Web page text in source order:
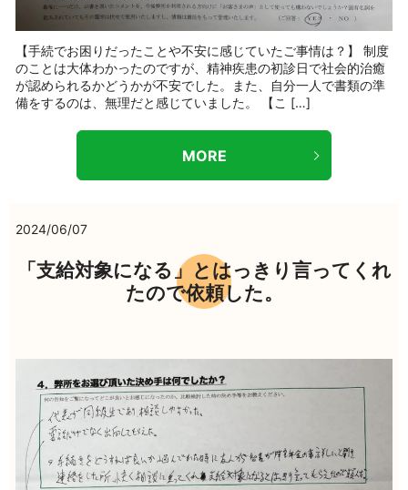
【手続でお困りだったことや不安に感じていたご事情は？】 制度
のことは大体わかったのですが、精神疾患の初診日で社会的治癒
が認められるかどうかが不安でした。また、自分一人で書類の準
備をするのは、無理だと感じていました。 【こ […]
MORE
2024/06/07
「支給対象になる」とはっきり言ってくれ
たので依頼した。